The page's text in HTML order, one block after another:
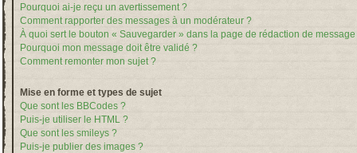
Pourquoi ai-je reçu un avertissement ?
Comment rapporter des messages à un modérateur ?
À quoi sert le bouton « Sauvegarder » dans la page de rédaction de message
Pourquoi mon message doit être validé ?
Comment remonter mon sujet ?
Mise en forme et types de sujet
Que sont les BBCodes ?
Puis-je utiliser le HTML ?
Que sont les smileys ?
Puis-je publier des images ?